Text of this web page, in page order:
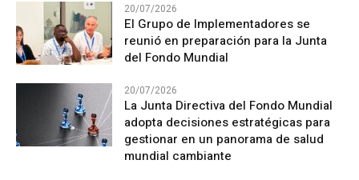
20/07/2026
El Grupo de Implementadores se
reunió en preparación para la Junta
del Fondo Mundial
20/07/2026
La Junta Directiva del Fondo Mundial
adopta decisiones estratégicas para
gestionar en un panorama de salud
mundial cambiante